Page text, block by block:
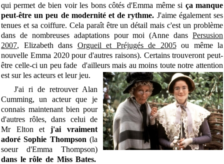
qui permet de bien voir les bons côtés d'Emma même si ça manque
peut-être un peu de modernité et de rythme. J'aime également ses
tenues et sa coiffure. Cela paraît être un détail mais c'est un problème
dans de nombreuses adaptations pour moi (Anne dans Persusion
2007, Elizabeth dans Orgueil et Préjugés de 2005ou même la
nouvelle Emma 2020 pour d'autres raisons). Certains trouveront peut-
être celle-ci un peu fade d'ailleurs mais au moins toute notre attention
est sur les acteurs et leur jeu.
J'ai ri de retrouver Alan
Cumming, un acteur que je
connais maintenant bien pour
d'autres rôles, dans celui de
Mr Elton et j'ai vraiment
adoré Sophie Thompson (la
soeur d'Emma Thompson)
dans le rôle de Miss Bates.